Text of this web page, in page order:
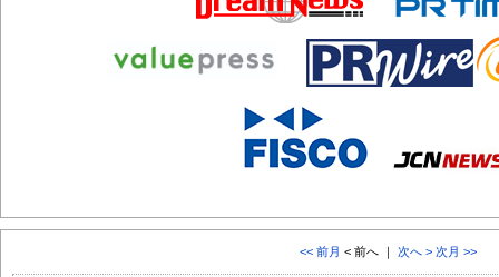
<< 前月 < 前へ ｜ 次へ > 次月 >>